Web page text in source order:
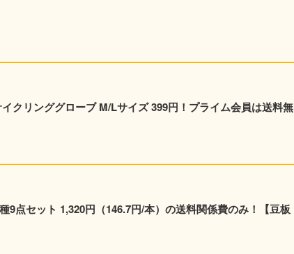
クリンググローブ M/Lサイズ 399円！プライム会員は送料無
9点セット 1,320円（146.7円/本）の送料関係費のみ！【豆板